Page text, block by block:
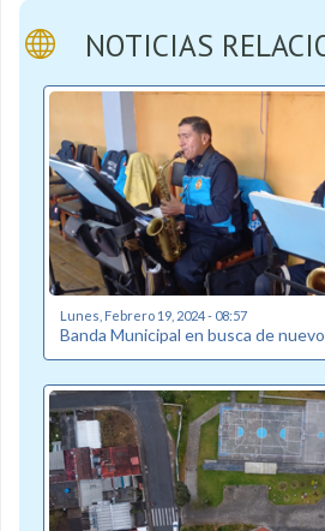
NOTICIAS
Lunes, Febrero 19, 2024 - 08:57
Banda Municipal en busca de